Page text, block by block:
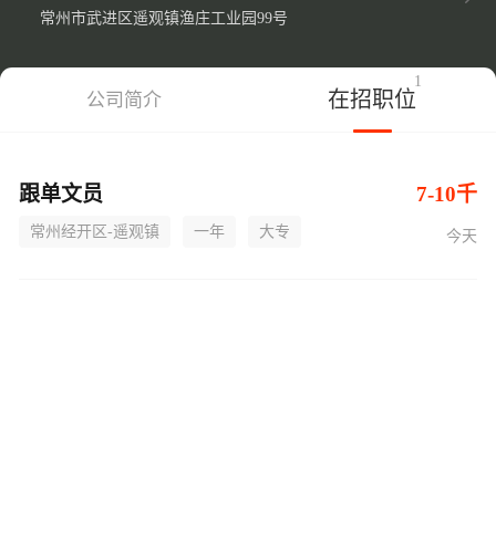
常州市武进区遥观镇渔庄工业园99号
公司简介 在招职位
1
跟单文员 7-10千
常州经开区-遥观镇 一年 大专 今天